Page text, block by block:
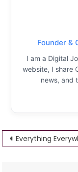
Founder &
I am a Digital
website, I share
news, and
Post
Everything Everywhere All At Once Movie Download 480p 720p